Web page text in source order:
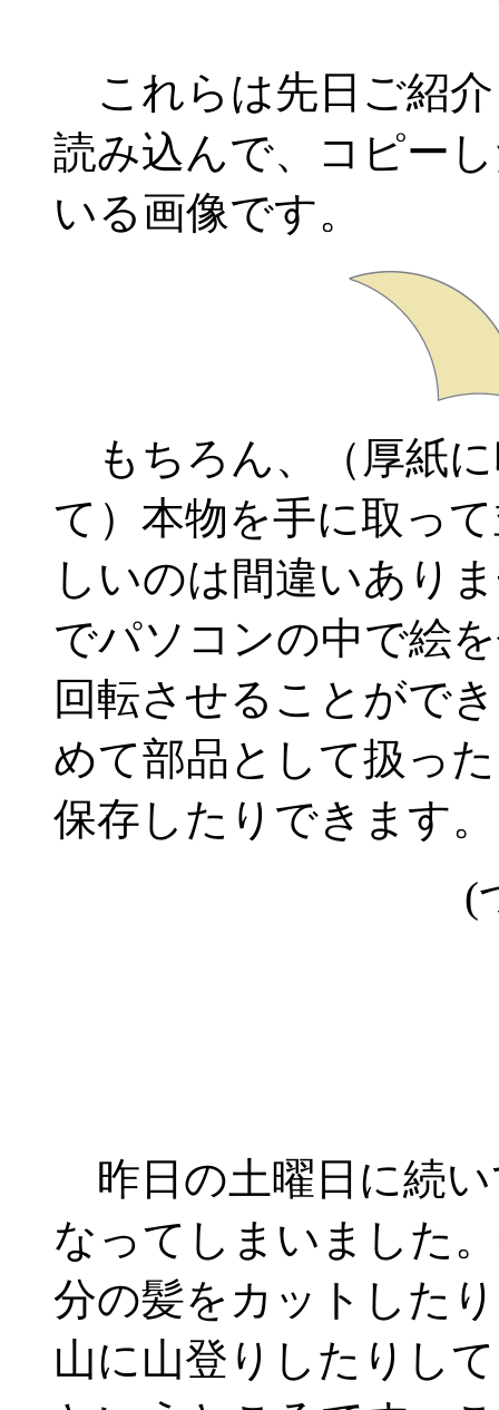
これらは先日ご紹
読み込んで、コピー
いる画像です。
もちろん、（厚紙
て）本物を手に取っ
しいのは間違いあり
でパソコンの中で絵
回転させることがで
めて部品として扱っ
保存したりできます
(
昨日の土曜日に続
なってしまいました
分の髪をカットした
山に山登りしたりし